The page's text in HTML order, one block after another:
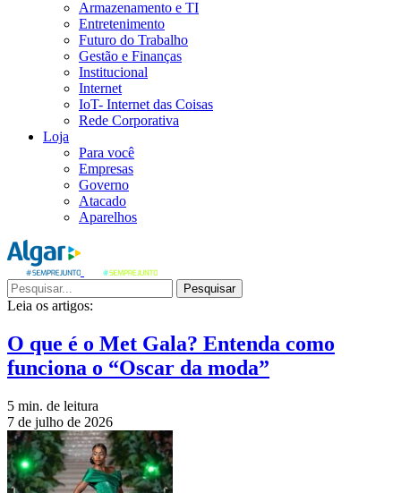
Armazenamento e TI
Entretenimento
Futuro do Trabalho
Gestão e Finanças
Institucional
Internet
IoT- Internet das Coisas
Rede Corporativa
Loja
Para você
Empresas
Governo
Atacado
Aparelhos
Pesquisar
Leia os artigos:
O que é o Met Gala? Entenda como
funciona o “Oscar da moda”
5 min. de leitura
7 de julho de 2026